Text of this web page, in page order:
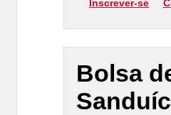
Inscrever-se
Bolsa